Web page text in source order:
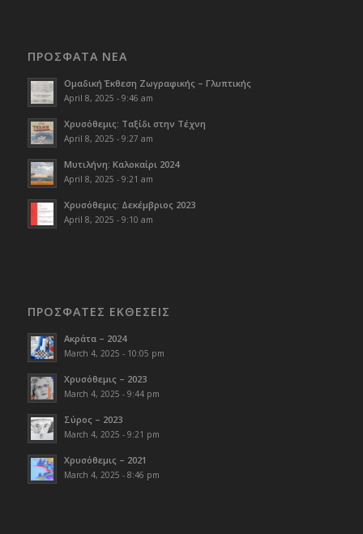
ΠΡΟΣΦΑΤΑ ΝΕΑ
Ομαδική Έκθεση Ζωγραφικής – Γλυπτικής
April 8, 2025 - 9:46 am
Χρυσόθεμις: Ταξίδι στην Τέχνη
April 8, 2025 - 9:27 am
Μυτιλήνη: Καλοκαίρι 2024
April 8, 2025 - 9:21 am
Χρυσόθεμις: Δεκέμβριος 2023
April 8, 2025 - 9:10 am
ΠΡΟΣΦΑΤΕΣ ΕΚΘΕΣΕΙΣ
Ακράτα – 2024
March 4, 2025 - 10:05 pm
Χρυσόθεμις – 2023
March 4, 2025 - 9:44 pm
Σύρος – 2023
March 4, 2025 - 9:21 pm
Χρυσόθεμις – 2021
March 4, 2025 - 8:46 pm